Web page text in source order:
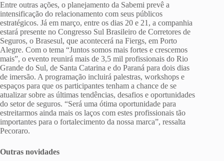
Entre outras ações, o planejamento da Sabemi prevê a
intensificação do relacionamento com seus públicos
estratégicos. Já em março, entre os dias 20 e 21, a companhia
estará presente no Congresso Sul Brasileiro de Corretores de
Seguros, o Brasesul, que acontecerá na Fiergs, em Porto
Alegre. Com o tema “Juntos somos mais fortes e crescemos
mais”, o evento reunirá mais de 3,5 mil profissionais do Rio
Grande do Sul, de Santa Catarina e do Paraná para dois dias
de imersão. A programação incluirá palestras, workshops e
espaços para que os participantes tenham a chance de se
atualizar sobre as últimas tendências, desafios e oportunidades
do setor de seguros. “Será uma ótima oportunidade para
estreitarmos ainda mais os laços com estes profissionais tão
importantes para o fortalecimento da nossa marca”, ressalta
Pecoraro.
Outras novidades